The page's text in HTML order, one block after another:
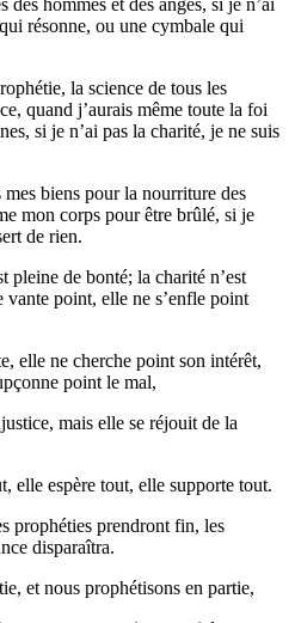
des hommes et des anges, si je n’ai
résonne, ou une cymbale qui
la science de tous les
quand j’aurais même toute la foi
si je n’ai pas la charité, je ne suis
biens pour la nourriture des
mon corps pour être brûlé, si je
de rien.
pleine de bonté; la charité n’est
vante point, elle ne s’enfle point
elle ne cherche point son intérêt,
point le mal,
mais elle se réjouit de la
elle espère tout, elle supporte tout.
prophéties prendront fin, les
disparaîtra.
et nous prophétisons en partie,